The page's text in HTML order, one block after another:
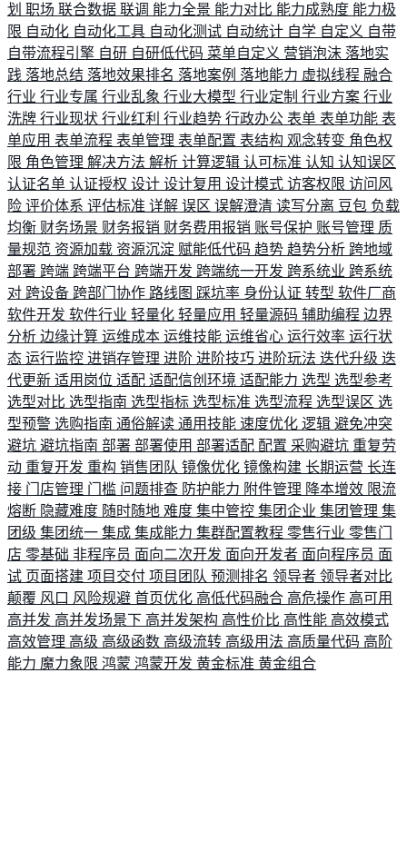
划 职场 联合数据 联调 能力全景 能力对比 能力成熟度 能力极
限 自动化 自动化工具 自动化测试 自动统计 自学 自定义 自带
自带流程引擎 自研 自研低代码 菜单自定义 营销泡沫 落地实
践 落地总结 落地效果排名 落地案例 落地能力 虚拟线程 融合
行业 行业专属 行业乱象 行业大模型 行业定制 行业方案 行业
洗牌 行业现状 行业红利 行业趋势 行政办公 表单 表单功能 表
单应用 表单流程 表单管理 表单配置 表结构 观念转变 角色权
限 角色管理 解决方法 解析 计算逻辑 认可标准 认知 认知误区
认证名单 认证授权 设计 设计复用 设计模式 访客权限 访问风
险 评价体系 评估标准 详解 误区 误解澄清 读写分离 豆包 负载
均衡 财务场景 财务报销 财务费用报销 账号保护 账号管理 质
量规范 资源加载 资源沉淀 赋能低代码 趋势 趋势分析 跨地域
部署 跨端 跨端平台 跨端开发 跨端统一开发 跨系统业 跨系统
对 跨设备 跨部门协作 路线图 踩坑率 身份认证 转型 软件厂商
软件开发 软件行业 轻量化 轻量应用 轻量源码 辅助编程 边界
分析 边缘计算 运维成本 运维技能 运维省心 运行效率 运行状
态 运行监控 进销存管理 进阶 进阶技巧 进阶玩法 迭代升级 迭
代更新 适用岗位 适配 适配信创环境 适配能力 选型 选型参考
选型对比 选型指南 选型指标 选型标准 选型流程 选型误区 选
型预警 选购指南 通俗解读 通用技能 速度优化 逻辑 避免冲突
避坑 避坑指南 部署 部署使用 部署适配 配置 采购避坑 重复劳
动 重复开发 重构 销售团队 镜像优化 镜像构建 长期运营 长连
接 门店管理 门槛 问题排查 防护能力 附件管理 降本增效 限流
熔断 隐藏难度 随时随地 难度 集中管控 集团企业 集团管理 集
团级 集团统一 集成 集成能力 集群配置教程 零售行业 零售门
店 零基础 非程序员 面向二次开发 面向开发者 面向程序员 面
试 页面搭建 项目交付 项目团队 预测排名 领导者 领导者对比
颠覆 风口 风险规避 首页优化 高低代码融合 高危操作 高可用
高并发 高并发场景下 高并发架构 高性价比 高性能 高效模式
高效管理 高级 高级函数 高级流转 高级用法 高质量代码 高阶
能力 魔力象限 鸿蒙 鸿蒙开发 黄金标准 黄金组合